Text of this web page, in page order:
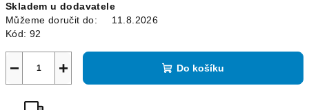
cena:
Skladem u dodavatele
Můžeme doručit do:
11.8.2026
Kód: 92
+
− Do košíku